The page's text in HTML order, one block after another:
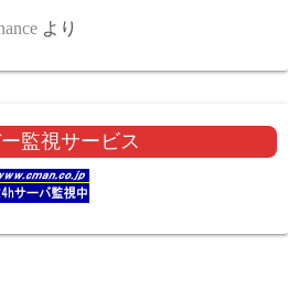
より
監視サービス